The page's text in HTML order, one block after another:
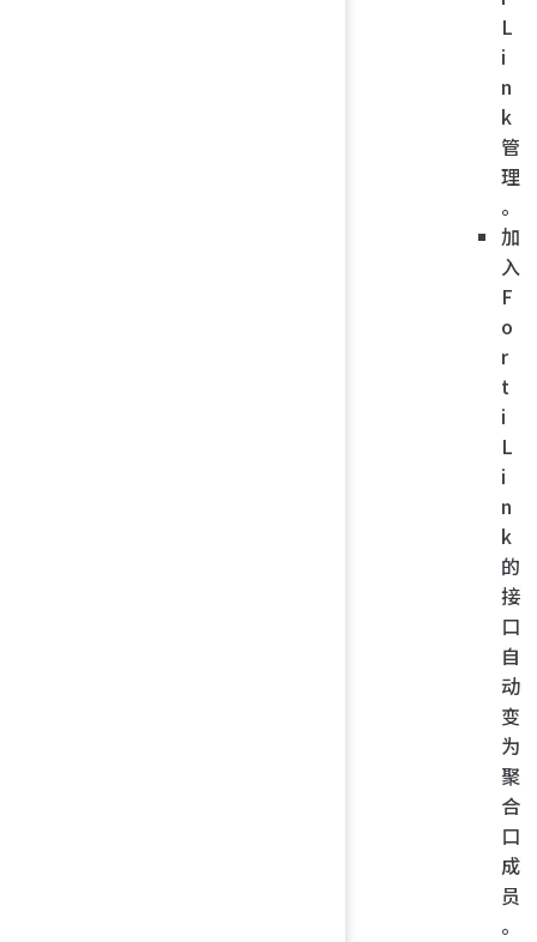
L
i
n
k
管
理
。
加
入
F
o
r
t
i
L
i
n
k
的
接
口
自
动
变
为
聚
合
口
成
员
。